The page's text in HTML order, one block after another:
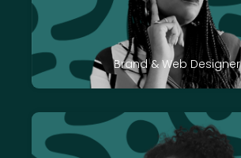
Brand & Web Designer